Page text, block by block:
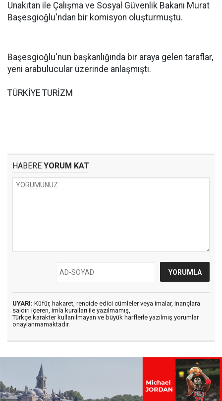
Unakıtan ile Çalışma ve Sosyal Güvenlik Bakanı Murat
Başesgioğlu'ndan bir komisyon oluşturmuştu.
Başesgioğlu'nun başkanlığında bir araya gelen taraflar,
yeni arabulucular üzerinde anlaşmıştı.
TÜRKİYE TURİZM
HABERE YORUM KAT
UYARI: Küfür, hakaret, rencide edici cümleler veya imalar, inançlara
saldırı içeren, imla kuralları ile yazılmamış,
Türkçe karakter kullanılmayan ve büyük harflerle yazılmış yorumlar
onaylanmamaktadır.